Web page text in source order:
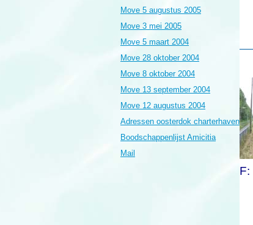
Move 5 augustus 2005
Move 3 mei 2005
Move 5 maart 2004
Move 28 oktober 2004
Move 8 oktober 2004
Move 13 september 2004
Move 12 augustus 2004
Adressen oosterdok charterhaven
Boodschappenlijst Amicitia
Mail
F: